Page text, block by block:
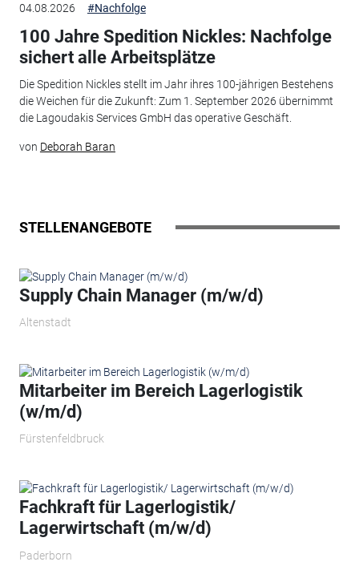
04.08.2026 #Nachfolge
100 Jahre Spedition Nickles: Nachfolge
sichert alle Arbeitsplätze
Die Spedition Nickles stellt im Jahr ihres 100-jährigen Bestehens
die Weichen für die Zukunft: Zum 1. September 2026 übernimmt
die Lagoudakis Services GmbH das operative Geschäft.
von Deborah Baran
STELLENANGEBOTE
Supply Chain Manager (m/w/d)
Altenstadt
Mitarbeiter im Bereich Lagerlogistik
(w/m/d)
Fürstenfeldbruck
Fachkraft für Lagerlogistik/
Lagerwirtschaft (m/w/d)
Paderborn